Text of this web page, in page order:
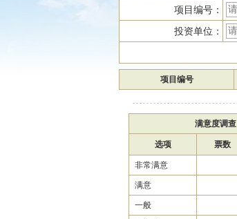
项目编号：
投资单位：
项目编号
满意度调查
选项 票数
非常满意
满意
一般